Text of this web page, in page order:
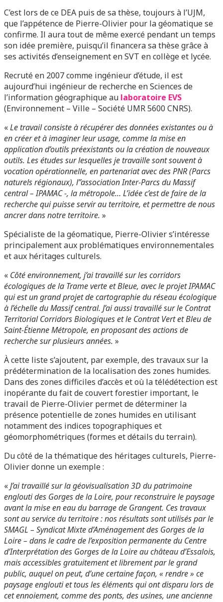
C’est lors de ce DEA puis de sa thèse, toujours à l’UJM,
que l’appétence de Pierre-Olivier pour la géomatique se
confirme. Il aura tout de même exercé pendant un temps
son idée première, puisqu’il financera sa thèse grâce à
ses activités d’enseignement en SVT en collège et lycée.
Recruté en 2007 comme ingénieur d’étude, il est
aujourd’hui ingénieur de recherche en Sciences de
l’information géographique au laboratoire EVS
(Environnement – Ville – Société UMR 5600 CNRS).
«Le travail consiste à récupérer des données existantes ou à
en créer et à imaginer leur usage, comme la mise en
application d’outils préexistants ou la création de nouveaux
outils. Les études sur lesquelles je travaille sont souvent à
vocation opérationnelle, en partenariat avec des PNR (Parcs
naturels régionaux), l’’association Inter-Parcs du Massif
central – IPAMAC -, la métropole… L’idée c’est de faire de la
recherche qui puisse servir au territoire, et permettre de nous
ancrer dans notre territoire. »
Spécialiste de la géomatique, Pierre-Olivier s’intéresse
principalement aux problématiques environnementales
et aux héritages culturels.
« Côté environnement, j’ai travaillé sur les corridors
écologiques de la Trame verte et Bleue, avec le projet IPAMAC
qui est un grand projet de cartographie du réseau écologique
à l’échelle du Massif central. J’ai aussi travaillé sur le Contrat
Territorial Corridors Biologiques et le Contrat Vert et Bleu de
Saint-Étienne Métropole, en proposant des actions de
recherche sur plusieurs années. »
À cette liste s’ajoutent, par exemple, des travaux sur la
prédétermination de la localisation des zones humides.
Dans des zones difficiles d’accès et où la télédétection est
inopérante du fait de couvert forestier important, le
travail de Pierre-Olivier permet de déterminer la
présence potentielle de zones humides en utilisant
notamment des indices topographiques et
géomorphométriques (formes et détails du terrain).
Du côté de la thématique des héritages culturels, Pierre-
Olivier donne un exemple :
«J’ai travaillé sur la géovisualisation 3D du patrimoine
englouti des Gorges de la Loire, pour reconstruire le paysage
avant la mise en eau du barrage de Grangent. Ces travaux
sont au service du territoire : nos résultats sont utilisés par le
SMAGL – Syndicat Mixte d’Aménagement des Gorges de la
Loire – dans le cadre de l’exposition permanente du Centre
d’Interprétation des Gorges de la Loire au château d’Essalois,
mais accessibles gratuitement et librement par le grand
public, auquel on peut, d’une certaine façon, « rendre » ce
paysage englouti et tous les éléments qui ont disparu lors de
cet ennoiement, comme des ponts, des usines, une ancienne